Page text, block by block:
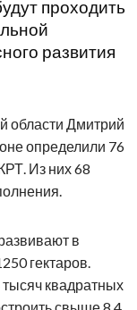
проходить
развития
области Дмитрий
определили 76
Из них 68
в
гектаров.
квадратных